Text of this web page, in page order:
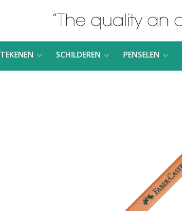
TEKENEN SCHILDEREN PENSELEN